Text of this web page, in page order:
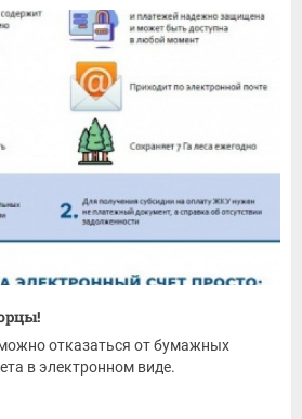
отказаться от бумажных
в электронном виде.